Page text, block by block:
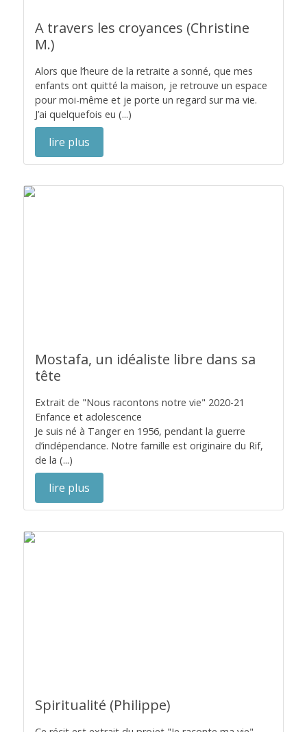
A travers les croyances (Christine
M.)
Alors que l’heure de la retraite a sonné, que mes
enfants ont quitté la maison, je retrouve un espace
pour moi-même et je porte un regard sur ma vie.
J’ai quelquefois eu (...)
lire plus
Mostafa, un idéaliste libre dans sa
tête
Extrait de "Nous racontons notre vie" 2020-21
Enfance et adolescence
Je suis né à Tanger en 1956, pendant la guerre
d’indépendance. Notre famille est originaire du Rif,
de la (...)
lire plus
Spiritualité (Philippe)